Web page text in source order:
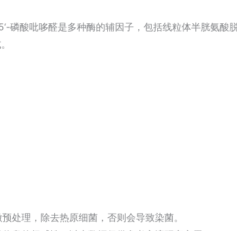
磷酸吡哆醛是多种酶的辅因子，包括线粒体半胱氨
处理，除去热原细菌，否则会导致染菌。